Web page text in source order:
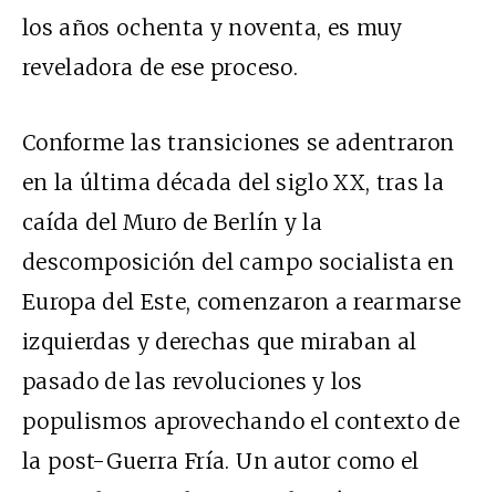
los años ochenta y noventa, es muy
reveladora de ese proceso.
Conforme las transiciones se adentraron
en la última década del siglo XX, tras la
caída del Muro de Berlín y la
descomposición del campo socialista en
Europa del Este, comenzaron a rearmarse
izquierdas y derechas que miraban al
pasado de las revoluciones y los
populismos aprovechando el contexto de
la post-Guerra Fría. Un autor como el